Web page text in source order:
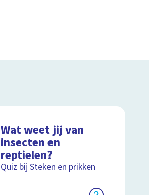
Wat weet jij van
insecten en
reptielen?
Quiz bij Steken en prikken